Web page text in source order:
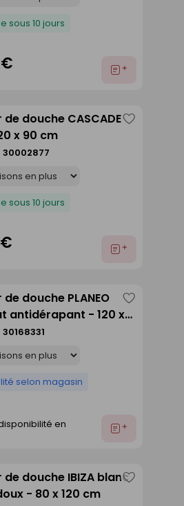
sous 10 jours
Ajouter
de douche CASCADE
x 90 cm
30002877
sous 10 jours
Ajouter
douche PLANEO
antidérapant - 120 x
30168331
selon magasin
en
Ajouter
comme
de douche IBIZA blanc
- 80 x 120 cm